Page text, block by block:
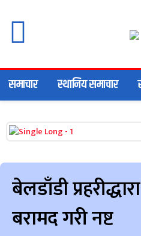
समाचार स्थानिय समाचार
बेलडाँडी
बरामद गरी नष्ट